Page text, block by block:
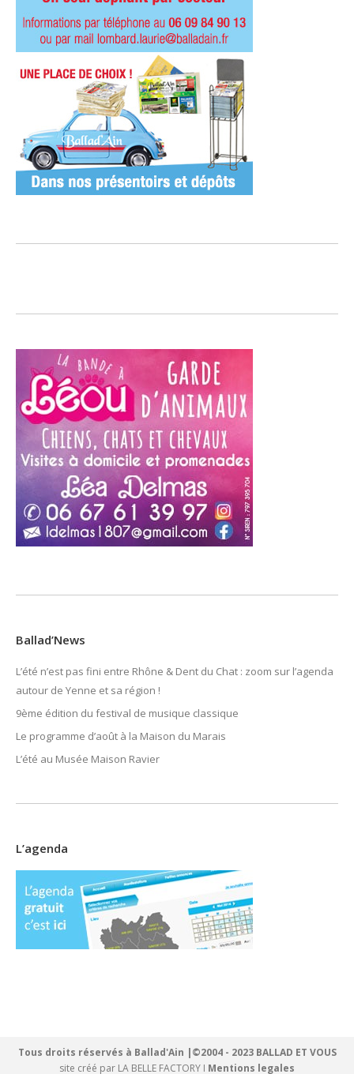
Ballad’News
L’été n’est pas fini entre Rhône & Dent du Chat : zoom sur l’agenda
autour de Yenne et sa région !
9ème édition du festival de musique classique
Le programme d’août à la Maison du Marais
L’été au Musée Maison Ravier
L’agenda
Tous droits réservés à Ballad'Ain |©2004 - 2023 BALLAD ET VOUS
site créé par LA BELLE FACTORY I Mentions legales